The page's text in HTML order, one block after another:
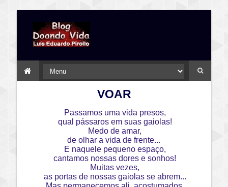
VOAR
Passamos uma vida presos,
qual pássaros em suas gaiolas!
Medo de amar,
de olhar a vida de frente...
E naquele pequeno espaço,
cantamos nossas dores e sonhos!
Muitas vezes,
as portas de nossas gaiolas se abrem...